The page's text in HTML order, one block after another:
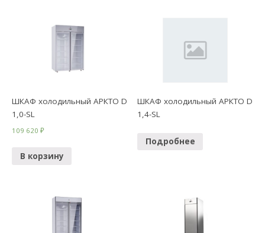
ШКАФ холодильный АРКТО D
1,0-SL
109 620₽
В корзину
ШКАФ холодильный АРКТО D
1,4-SL
Подробнее